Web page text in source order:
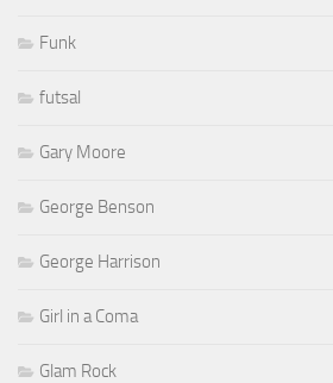
Funk
futsal
Gary Moore
George Benson
George Harrison
Girl in a Coma
Glam Rock